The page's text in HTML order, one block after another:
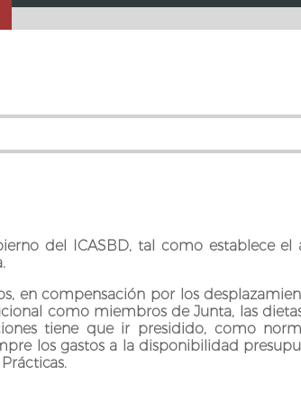
del ICASBD, tal como establece el
en compensación por los
como miembros de Junta, las
tiene que ir presidido, como
los gastos a la disponibilidad